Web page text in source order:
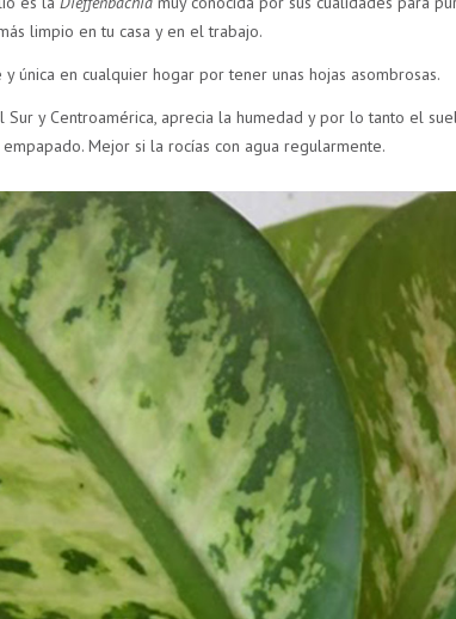
limpio en tu casa y en el trabajo.
única en cualquier hogar por tener unas hojas asombrosas.
y Centroamérica, aprecia la humedad y por lo tanto el
Mejor si la rocías con agua regularmente.